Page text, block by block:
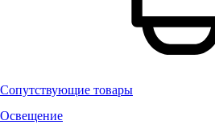
Сопутствующие товары
Освещение